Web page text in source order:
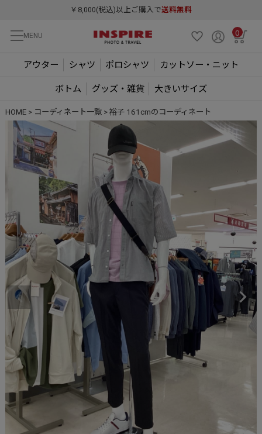
￥8,000(税込)以上ご購入で送料無料
MENU 0
アウター シャツ ポロシャツ カットソー・ニット
ボトム グッズ・雑貨 大きいサイズ
HOME コーディネート一覧 裕子 161cmのコーディネート